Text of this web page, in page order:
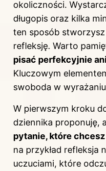
okoliczności.
długopis oraz kilka
ten sposób stworzysz
refleksję. Warto
pisać perfekcyjnie
Kluczowym
swoboda w
W pierwszym kroku
dziennika proponuję,
pytanie, które chcesz
na przykład refleksja
uczuciami, które